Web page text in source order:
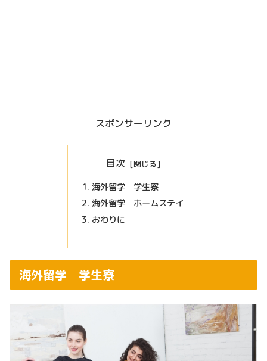
スポンサーリンク
目次
海外留学 学生寮
海外留学 ホームステイ
おわりに
海外留学 学生寮